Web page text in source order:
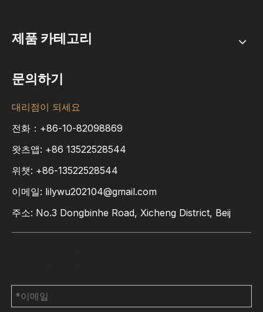
제품 카테고리
문의하기
대리점이 되세요
전화：+86-10-82098869
왓츠앱: +86 13522528544
위챗: +86-13522528544
이메일: lilywu202104@gmail.com
주소: No.3 Dongbinhe Road, Xicheng District, Beij